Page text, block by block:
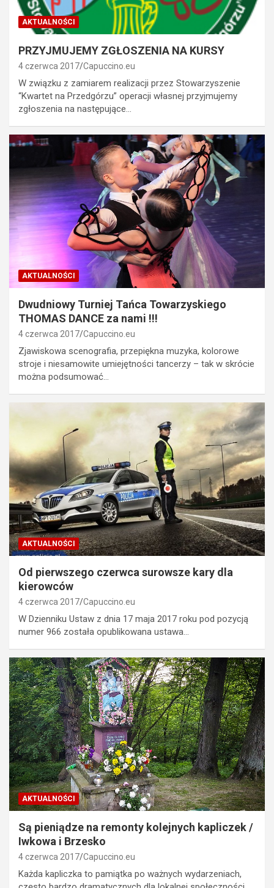
AKTUALNOŚCI
PRZYJMUJEMY ZGŁOSZENIA NA KURSY
4 czerwca 2017 Capuccino.eu
W związku z zamiarem realizacji przez Stowarzyszenie
“Kwartet na Przedgórzu” operacji własnej przyjmujemy
zgłoszenia na następujące…
AKTUALNOŚCI
Dwudniowy Turniej Tańca Towarzyskiego
THOMAS DANCE za nami !!!
4 czerwca 2017 Capuccino.eu
Zjawiskowa scenografia, przepiękna muzyka, kolorowe
stroje i niesamowite umiejętności tancerzy – tak w skrócie
można podsumować…
AKTUALNOŚCI
Od pierwszego czerwca surowsze kary dla
kierowców
4 czerwca 2017 Capuccino.eu
W Dzienniku Ustaw z dnia 17 maja 2017 roku pod pozycją
numer 966 została opublikowana ustawa…
AKTUALNOŚCI
Są pieniądze na remonty kolejnych kapliczek /
Iwkowa i Brzesko
4 czerwca 2017 Capuccino.eu
Każda kapliczka to pamiątka po ważnych wydarzeniach,